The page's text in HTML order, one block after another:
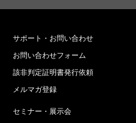
サポート・お問い合わせ
お問い合わせフォーム
該非判定証明書発行依頼
メルマガ登録
セミナー・展示会